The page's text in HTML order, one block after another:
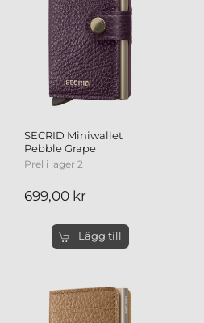
SECRID Miniwallet
Pebble Grape
Prel i lager 2
699,00 kr
Lägg till